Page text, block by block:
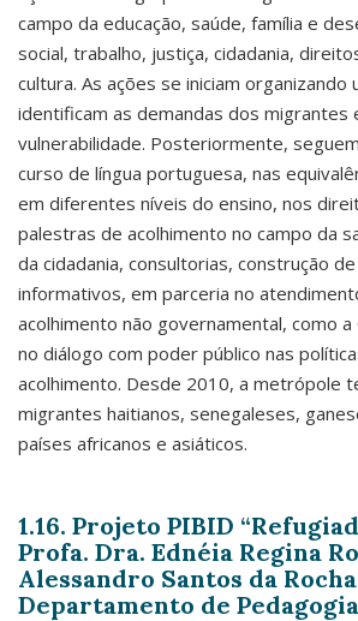
campo da educação, saúde, família e
social, trabalho, justiça, cidadania,
cultura. As ações se iniciam organizando
identificam as demandas dos migrantes
vulnerabilidade. Posteriormente,
curso de língua portuguesa, nas
em diferentes níveis do ensino, nos
palestras de acolhimento no campo da
da cidadania, consultorias, construção
informativos, em parceria no
acolhimento não governamental, como a
no diálogo com poder público nas
acolhimento. Desde 2010, a metrópole
migrantes haitianos, senegaleses,
países africanos e asiáticos.
1.16. Projeto PIBID
Profa. Dra. Ednéia Regina
Alessandro Santos da
Departamento de Pedagogia